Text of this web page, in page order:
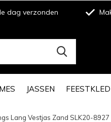
JASSEN
dag verzonden
Lang Vestjas Zand SLK20-8927